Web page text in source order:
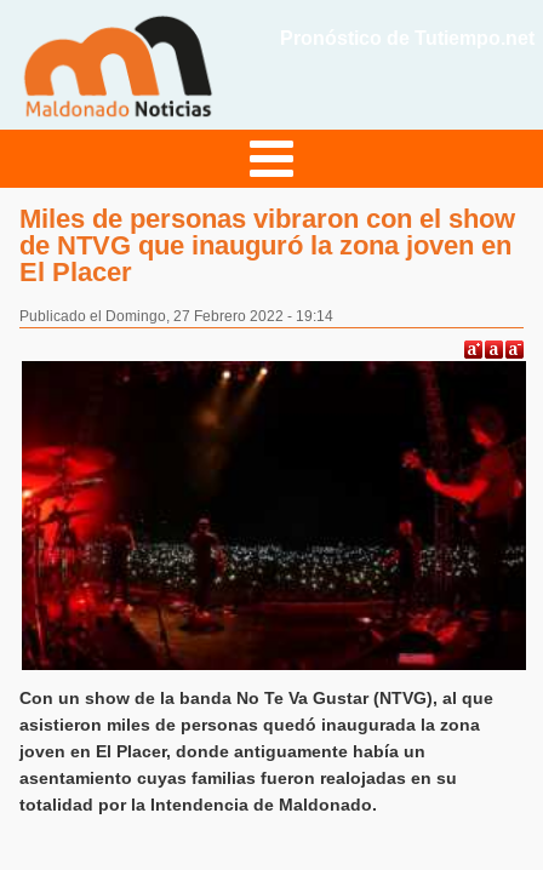
Miles de personas vibraron con el show
de NTVG que inauguró la zona joven en
El Placer
Publicado el Domingo, 27 Febrero 2022 - 19:14
Con un show de la banda No Te Va Gustar (NTVG), al que
asistieron miles de personas quedó inaugurada la zona
joven en El Placer, donde antiguamente había un
asentamiento cuyas familias fueron realojadas en su
totalidad por la Intendencia de Maldonado.